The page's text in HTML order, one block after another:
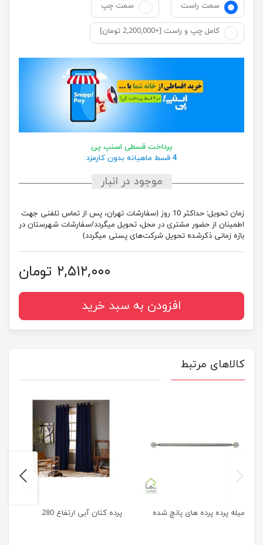
سمت راست
سمت چپ
کامل چپ و راست [+2,200,000 تومان]
پرداخت قسطی اسنپ پی
4 قسط ماهیانه بدون کارمزد
موجود در انبار
زمان تحویل:
حداکثر 10 روز (سفارشات تهران، پس از تماس تلفنی جهت
اطمینان از حضور مشتری در محل، تحویل میگردد/سفارشات شهرستان در
بازه زمانی ذکرشده تحویل شرکت‌های پستی میگردد)
۲,۵۱۲,۰۰۰ تومان
افزودن به سبد خرید
کالاهای مرتبط
میله پرده پرده های پانچ شده پرده کتان آبی ارتفاع 280
previus